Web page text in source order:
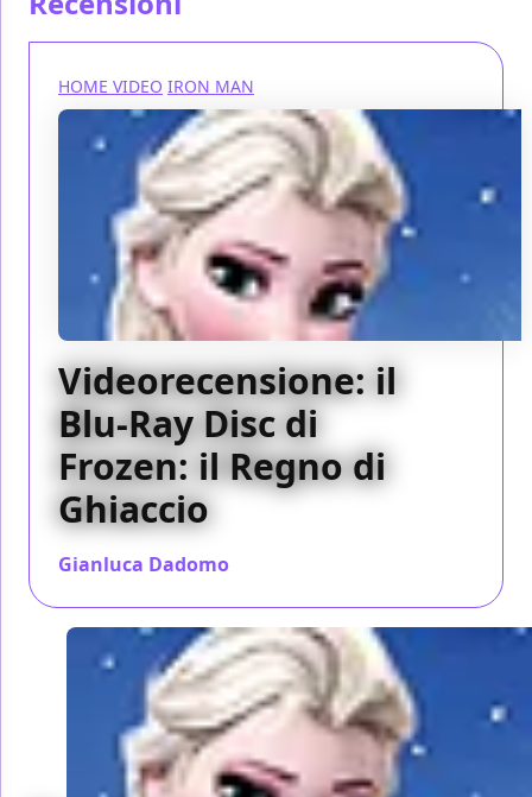
HOME VIDEO IRON MAN
Videorecensione: il
Blu-Ray Disc di
Frozen: il Regno di
Ghiaccio
Gianluca Dadomo